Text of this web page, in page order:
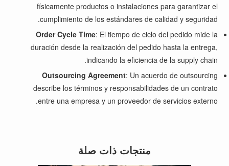
físicamente productos o instalaciones para garantizar el
cumplimiento de los estándares de calidad y seguridad.
Order Cycle Time: El tiempo de ciclo del pedido mide la
duración desde la realización del pedido hasta la entrega,
indicando la eficiencia de la supply chain.
Outsourcing Agreement: Un acuerdo de outsourcing
describe los términos y responsabilidades de un contrato
entre una empresa y un proveedor de servicios externo.
منتجات ذات صلة